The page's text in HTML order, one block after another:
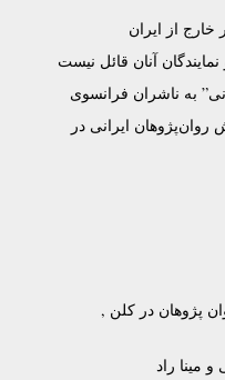
از ایران
آنان قائل نیست
به ناشران فرانسوی
ایرانی در
پژوهان در کلن ,
مینا راد